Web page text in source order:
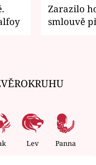
Zarazilo
smlouvě
Lev Panna